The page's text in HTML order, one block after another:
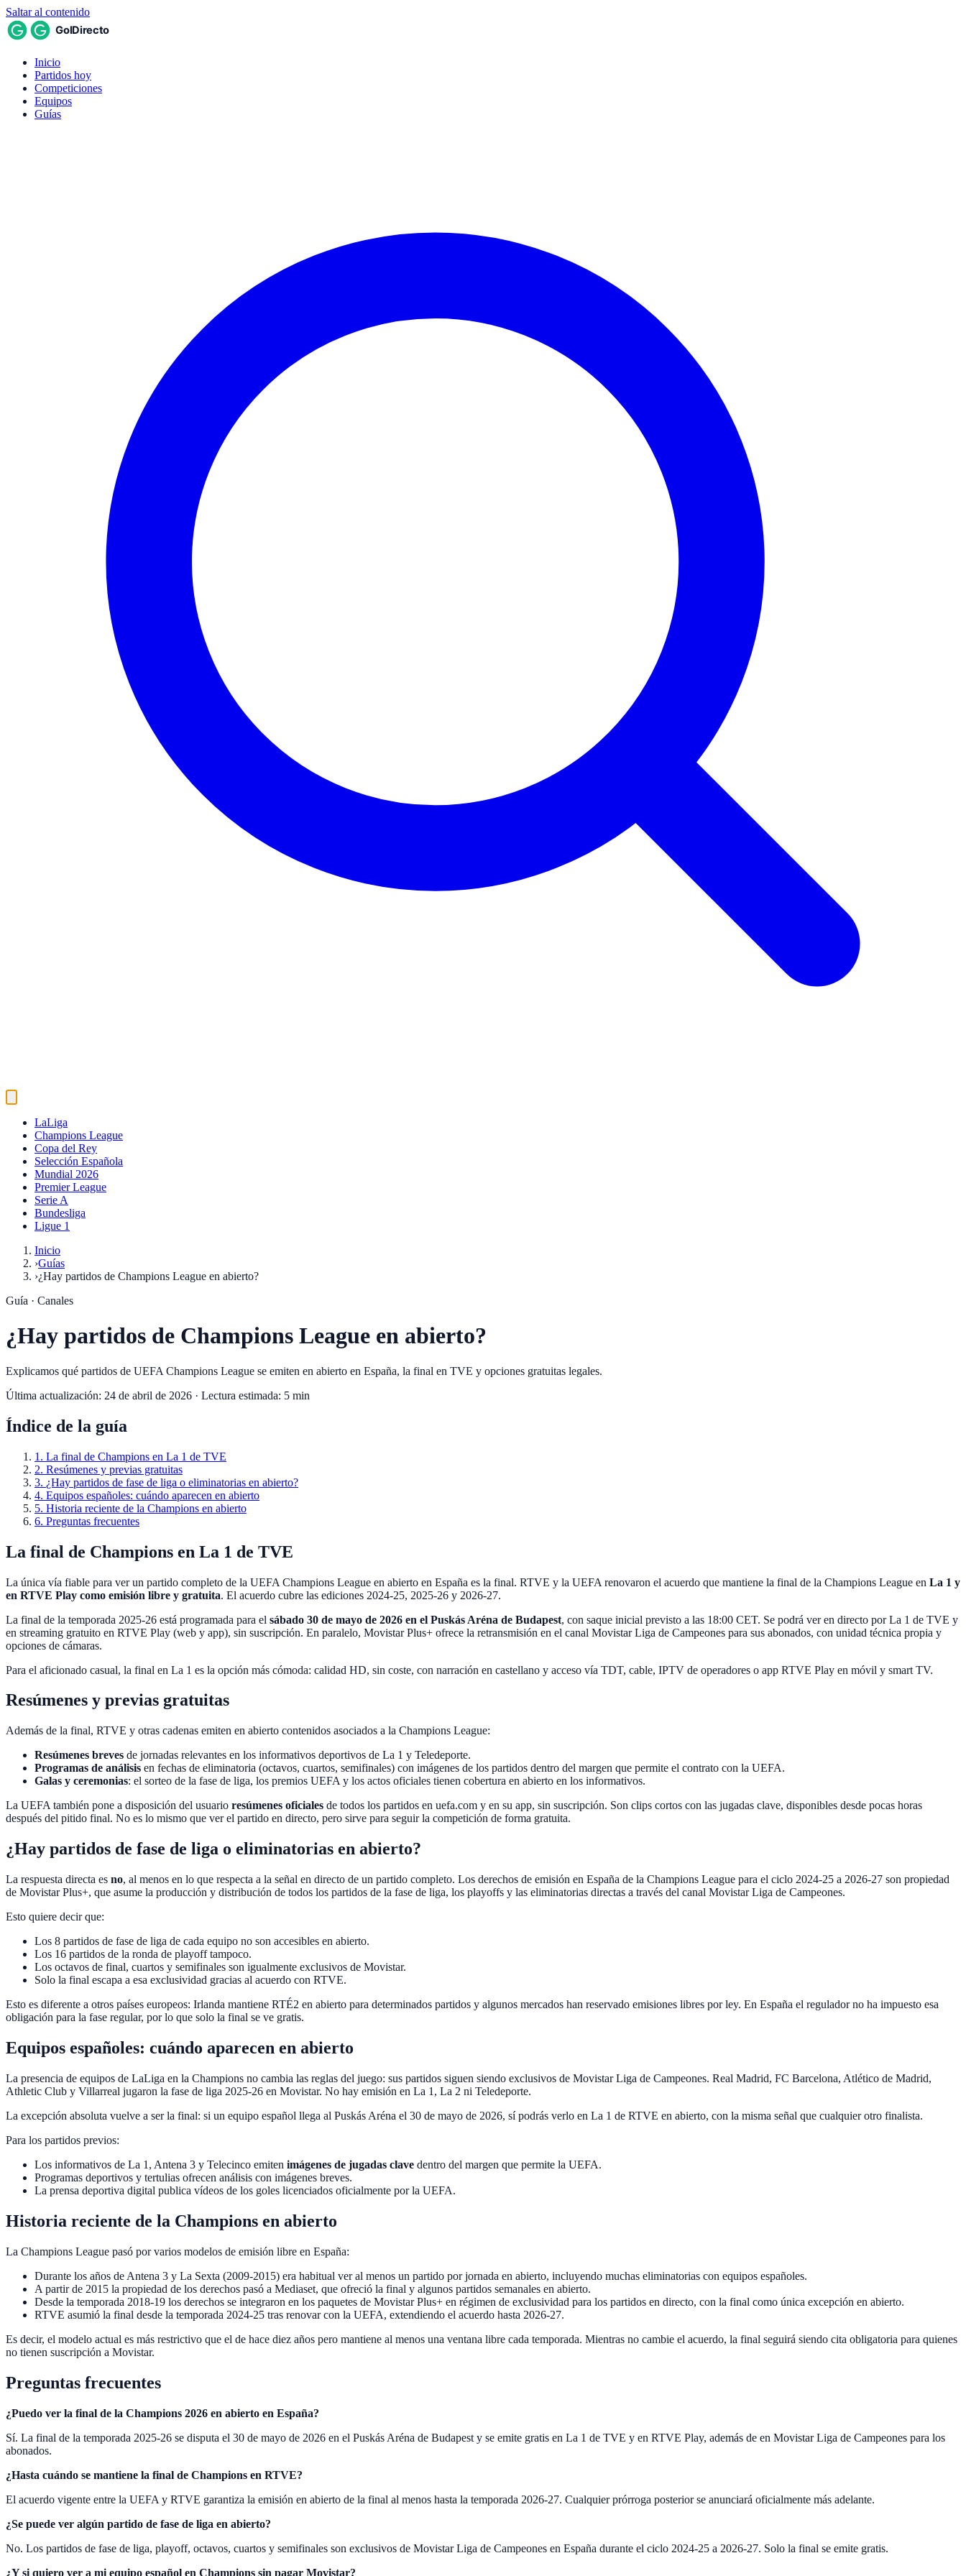
Saltar al contenido
Inicio
Partidos hoy
Competiciones
Equipos
Guías
LaLiga
Champions League
Copa del Rey
Selección Española
Mundial 2026
Premier League
Serie A
Bundesliga
Ligue 1
Inicio
›Guías
›¿Hay partidos de Champions League en abierto?
Guía · Canales
¿Hay partidos de Champions League en abierto?
Explicamos qué partidos de UEFA Champions League se emiten en abierto en España, la final en TVE y opciones gratuitas legales.
Última actualización: 24 de abril de 2026 · Lectura estimada: 5 min
Índice de la guía
1 . La final de Champions en La 1 de TVE
2. Resúmenes y previas gratuitas
3. ¿Hay partidos de fase de liga o eliminatorias en abierto?
4. Equipos españoles: cuándo aparecen en abierto
5. Historia reciente de la Champions en abierto
6. Preguntas frecuentes
La final de Champions en La 1 de TVE
La única vía fiable para ver un partido completo de la UEFA Champions League en abierto en España es la final. RTVE y la UEFA renovaron el acuerdo que mantiene la final de la Champions League en La 1 y
en RTVE Play como emisión libre y gratuita. El acuerdo cubre las ediciones 2024-25, 2025-26 y 2026-27.
La final de la temporada 2025-26 está programada para el sábado 30 de mayo de 2026 en el Puskás Aréna de Budapest, con saque inicial previsto a las 18:00 CET. Se podrá ver en directo por La 1 de TVE y
en streaming gratuito en RTVE Play (web y app), sin suscripción. En paralelo, Movistar Plus+ ofrece la retransmisión en el canal Movistar Liga de Campeones para sus abonados, con unidad técnica propia y
opciones de cámaras.
Para el aficionado casual, la final en La 1 es la opción más cómoda: calidad HD, sin coste, con narración en castellano y acceso vía TDT, cable, IPTV de operadores o app RTVE Play en móvil y smart TV.
Resúmenes y previas gratuitas
Además de la final, RTVE y otras cadenas emiten en abierto contenidos asociados a la Champions League:
Resúmenes breves de jornadas relevantes en los informativos deportivos de La 1 y Teledeporte.
Programas de análisis en fechas de eliminatoria (octavos, cuartos, semifinales) con imágenes de los partidos dentro del margen que permite el contrato con la UEFA.
Galas y ceremonias: el sorteo de la fase de liga, los premios UEFA y los actos oficiales tienen cobertura en abierto en los informativos.
La UEFA también pone a disposición del usuario resúmenes oficiales de todos los partidos en uefa.com y en su app, sin suscripción. Son clips cortos con las jugadas clave, disponibles desde pocas horas
después del pitido final. No es lo mismo que ver el partido en directo, pero sirve para seguir la competición de forma gratuita.
¿Hay partidos de fase de liga o eliminatorias en abierto?
La respuesta directa es no, al menos en lo que respecta a la señal en directo de un partido completo. Los derechos de emisión en España de la Champions League para el ciclo 2024-25 a 2026-27 son propiedad
de Movistar Plus+, que asume la producción y distribución de todos los partidos de la fase de liga, los playoffs y las eliminatorias directas a través del canal Movistar Liga de Campeones.
Esto quiere decir que:
Los 8 partidos de fase de liga de cada equipo no son accesibles en abierto.
Los 16 partidos de la ronda de playoff tampoco.
Los octavos de final, cuartos y semifinales son igualmente exclusivos de Movistar.
Solo la final escapa a esa exclusividad gracias al acuerdo con RTVE.
Esto es diferente a otros países europeos: Irlanda mantiene RTÉ2 en abierto para determinados partidos y algunos mercados han reservado emisiones libres por ley. En España el regulador no ha impuesto esa
obligación para la fase regular, por lo que solo la final se ve gratis.
Equipos españoles: cuándo aparecen en abierto
La presencia de equipos de LaLiga en la Champions no cambia las reglas del juego: sus partidos siguen siendo exclusivos de Movistar Liga de Campeones. Real Madrid, FC Barcelona, Atlético de Madrid,
Athletic Club y Villarreal jugaron la fase de liga 2025-26 en Movistar. No hay emisión en La 1, La 2 ni Teledeporte.
La excepción absoluta vuelve a ser la final: si un equipo español llega al Puskás Aréna el 30 de mayo de 2026, sí podrás verlo en La 1 de RTVE en abierto, con la misma señal que cualquier otro finalista.
Para los partidos previos:
Los informativos de La 1, Antena 3 y Telecinco emiten imágenes de jugadas clave dentro del margen que permite la UEFA.
Programas deportivos y tertulias ofrecen análisis con imágenes breves.
La prensa deportiva digital publica vídeos de los goles licenciados oficialmente por la UEFA.
Historia reciente de la Champions en abierto
La Champions League pasó por varios modelos de emisión libre en España:
Durante los años de Antena 3 y La Sexta (2009-2015) era habitual ver al menos un partido por jornada en abierto, incluyendo muchas eliminatorias con equipos españoles.
A partir de 2015 la propiedad de los derechos pasó a Mediaset, que ofreció la final y algunos partidos semanales en abierto.
Desde la temporada 2018-19 los derechos se integraron en los paquetes de Movistar Plus+ en régimen de exclusividad para los partidos en directo, con la final como única excepción en abierto.
RTVE asumió la final desde la temporada 2024-25 tras renovar con la UEFA, extendiendo el acuerdo hasta 2026-27.
Es decir, el modelo actual es más restrictivo que el de hace diez años pero mantiene al menos una ventana libre cada temporada. Mientras no cambie el acuerdo, la final seguirá siendo cita obligatoria para quienes
no tienen suscripción a Movistar.
Preguntas frecuentes
¿Puedo ver la final de la Champions 2026 en abierto en España?
Sí. La final de la temporada 2025-26 se disputa el 30 de mayo de 2026 en el Puskás Aréna de Budapest y se emite gratis en La 1 de TVE y en RTVE Play, además de en Movistar Liga de Campeones para los
abonados.
¿Hasta cuándo se mantiene la final de Champions en RTVE?
El acuerdo vigente entre la UEFA y RTVE garantiza la emisión en abierto de la final al menos hasta la temporada 2026-27. Cualquier prórroga posterior se anunciará oficialmente más adelante.
¿Se puede ver algún partido de fase de liga en abierto?
No. Los partidos de fase de liga, playoff, octavos, cuartos y semifinales son exclusivos de Movistar Liga de Campeones en España durante el ciclo 2024-25 a 2026-27. Solo la final se emite gratis.
¿Y si quiero ver a mi equipo español en Champions sin pagar Movistar?